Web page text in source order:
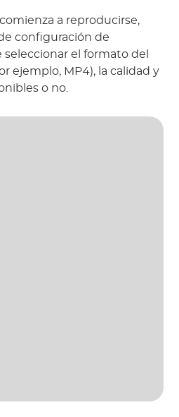
a reproducirse,
configuración de
el formato del
ejemplo, MP4), la calidad y
o no.